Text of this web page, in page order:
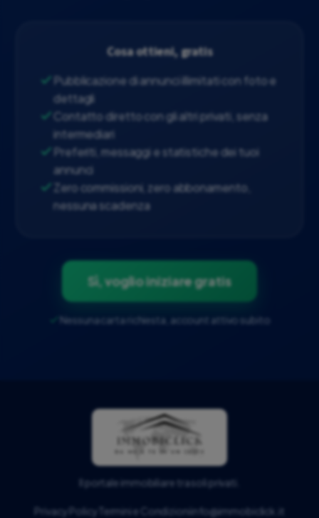
Cosa ottieni, gratis
Pubblicazione di annunci illimitati con foto e
dettagli
Contatto diretto con gli altri privati, senza
intermediari
Preferiti, messaggi e statistiche dei tuoi
annunci
Zero commissioni, zero abbonamento,
nessuna scadenza
Sì, voglio iniziare gratis
Nessuna carta richiesta, account attivo subito
Il portale immobiliare tra soli privati.
Privacy Policy Termini e Condizioniinfo@immobiclick.it